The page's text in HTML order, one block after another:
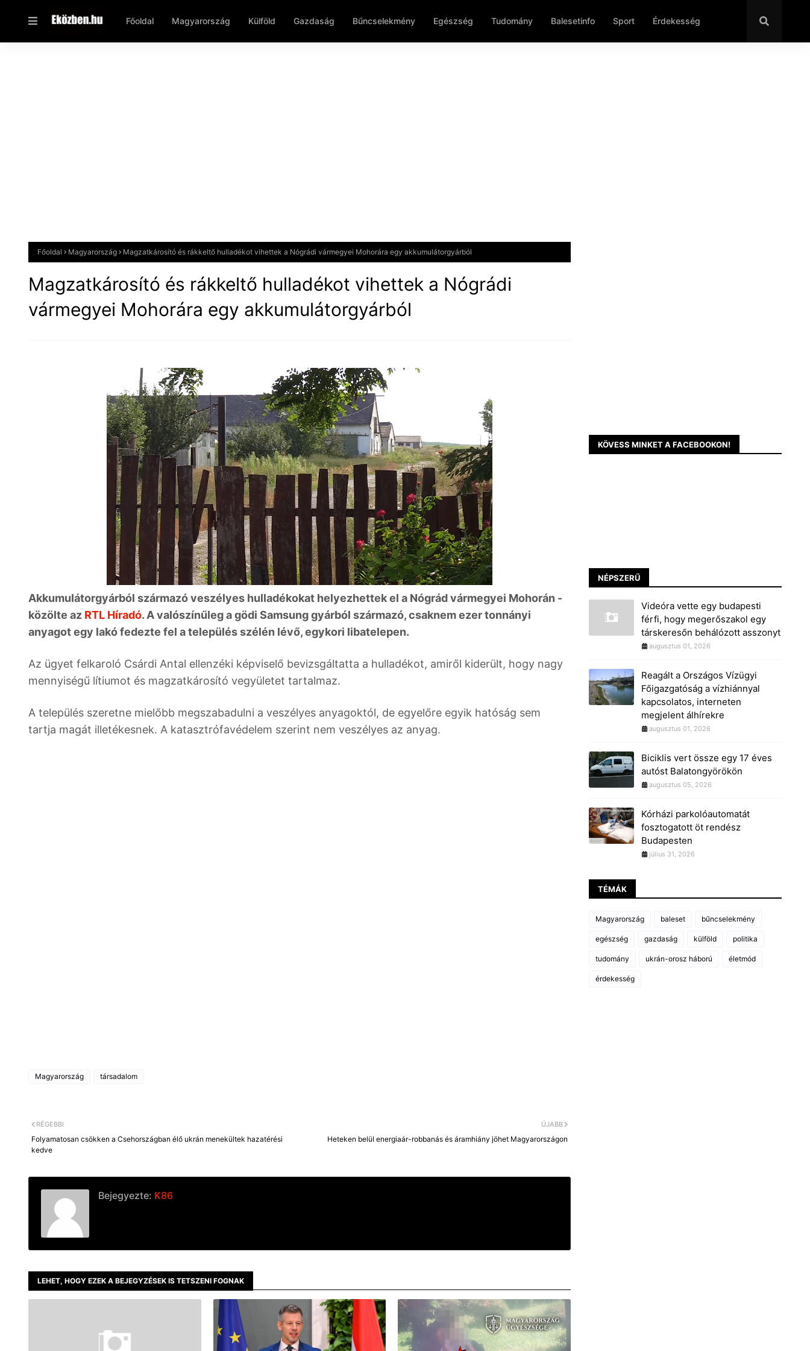
Főoldal Magyarország Külföld Gazdaság Bűncselekmény Egészség Tudomány Balesetinfo Sport Érdekesség
Főoldal Magyarország Magzatkárosító és rákkeltő hulladékot vihettek a Nógrádi vármegyei Mohorára egy akkumulátorgyárból
Magzatkárosító és rákkeltő hulladékot vihettek a Nógrádi
vármegyei Mohorára egy akkumulátorgyárból
Akkumulátorgyárból származó veszélyes hulladékokat helyezhettek el a Nógrád vármegyei Mohorán -
közölte az RTL Híradó. A valószínűleg a gödi Samsung gyárból származó, csaknem ezer tonnányi
anyagot egy lakó fedezte fel a település szélén lévő, egykori libatelepen.
Az ügyet felkaroló Csárdi Antal ellenzéki képviselő bevizsgáltatta a hulladékot, amiről kiderült, hogy nagy
mennyiségű lítiumot és magzatkárosító vegyületet tartalmaz.
A település szeretne mielőbb megszabadulni a veszélyes anyagoktól, de egyelőre egyik hatóság sem
tartja magát illetékesnek. A katasztrófavédelem szerint nem veszélyes az anyag.
Magyarország társadalom
ÚJABB
Heteken belül energiaár-robbanás és áramhiány jöhet Magyarországon
RÉGEBBI
Folyamatosan csökken a Csehországban élő ukrán menekültek hazatérési
kedve
Bejegyezte: K86
LEHET, HOGY EZEK A BEJEGYZÉSEK IS TETSZENI FOGNAK
KÖVESS MINKET A FACEBOOKON!
NÉPSZERŰ
Videóra vette egy budapesti
férfi, hogy megerőszakol egy
társkeresőn behálózott asszonyt
augusztus 01, 2026
Reagált a Országos Vízügyi
Főigazgatóság a vízhiánnyal
kapcsolatos, interneten
megjelent álhírekre
augusztus 01, 2026
Biciklis vert össze egy 17 éves
autóst Balatongyörökön
augusztus 05, 2026
Kórházi parkolóautomatát
fosztogatott öt rendész
Budapesten
július 31, 2026
TÉMÁK
Magyarország baleset bűncselekmény
egészség gazdaság külföld politika
tudomány ukrán-orosz háború életmód
érdekesség